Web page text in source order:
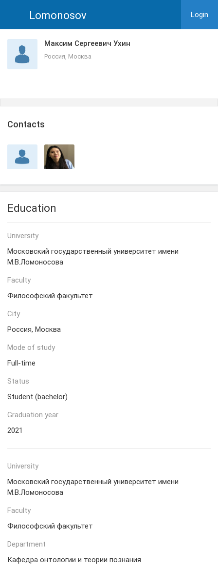
Lomonosov Login
Максим Сергеевич Ухин
Россия, Москва
Сontacts
Education
University
Московский государственный университет имени
М.В.Ломоносова
Faculty
Философский факультет
City
Россия, Москва
Mode of study
Full-time
Status
Student (bachelor)
Graduation year
2021
University
Московский государственный университет имени
М.В.Ломоносова
Faculty
Философский факультет
Department
Кафедра онтологии и теории познания